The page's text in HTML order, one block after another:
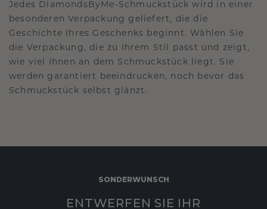
Jedes DiamondsByMe-Schmuckstück wird in einer
besonderen Verpackung geliefert, die die
Geschichte Ihres Geschenks beginnt. Wählen Sie
die Verpackung, die zu Ihrem Stil passt und zeigt,
wie viel Ihnen an dem Schmuckstück liegt. Sie
werden garantiert beeindrucken, noch bevor das
Schmuckstück selbst glänzt.
SONDERWUNSCH
ENTWERFEN SIE IHR